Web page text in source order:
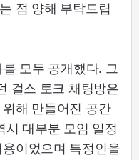
점 양해 부탁드립
모두 공개했다. 그
걸스 토크 채팅방은
해 만들어진 공간
시 대부분 모임 일정
이었으며 특정인을